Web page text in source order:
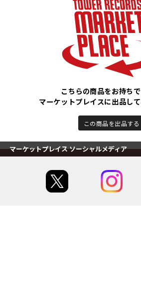
こちらの商品をお持ち
マーケットプレイスに出品し
この商品を出品する
マーケットプレイス ソーシャルメディア